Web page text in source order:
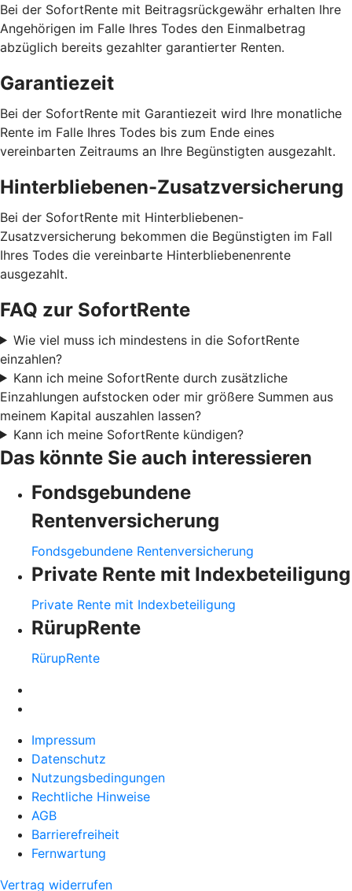
Bei der SofortRente mit Beitragsrückgewähr erhalten Ihre
Angehörigen im Falle Ihres Todes den Einmalbetrag
abzüglich bereits gezahlter garantierter Renten.
Garantiezeit
Bei der SofortRente mit Garantiezeit wird Ihre monatliche
Rente im Falle Ihres Todes bis zum Ende eines
vereinbarten Zeitraums an Ihre Begünstigten ausgezahlt.
Hinterbliebenen-Zusatzversicherung
Bei der SofortRente mit Hinterbliebenen-
Zusatzversicherung bekommen die Begünstigten im Fall
Ihres Todes die vereinbarte Hinterbliebenenrente
ausgezahlt.
FAQ zur SofortRente
Wie viel muss ich mindestens in die SofortRente
einzahlen?
Kann ich meine SofortRente durch zusätzliche
Einzahlungen aufstocken oder mir größere Summen aus
meinem Kapital auszahlen lassen?
Kann ich meine SofortRente kündigen?
Das könnte Sie auch interessieren
Fondsgebundene
Rentenversicherung
Fondsgebundene Rentenversicherung
Private Rente mit Indexbeteiligung
Private Rente mit Indexbeteiligung
RürupRente
RürupRente
Impressum
Datenschutz
Nutzungsbedingungen
Rechtliche Hinweise
AGB
Barrierefreiheit
Fernwartung
Vertrag widerrufen